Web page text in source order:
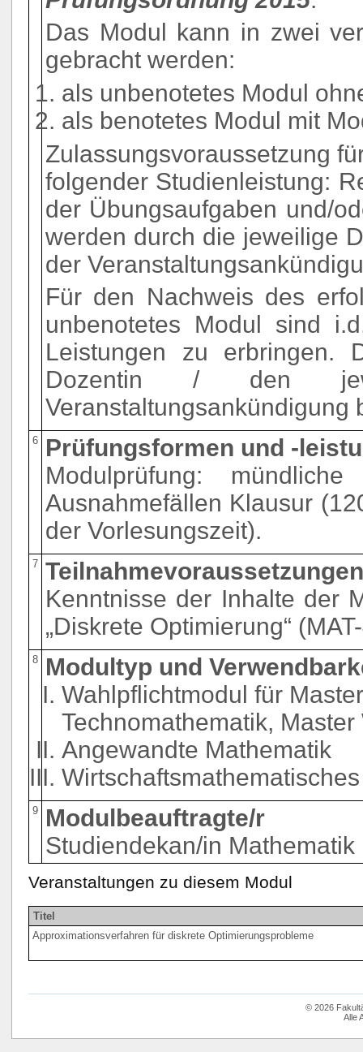
Das Modul kann in zwei
gebracht werden:
als unbenotetes Modul
als benotetes Modul mit
Zulassungsvoraussetzung
folgender Studienleistung:
der Übungsaufgaben und/
werden durch die jeweilige
der
Für den Nachweis des
unbenotetes Modul sind
Leistungen zu erbringen.
Dozentin / den
Veranstaltungsankündigung
6
Prüfungsformen und -
Modulprüfung:
Ausnahmefällen Klausur
der Vorlesungszeit).
7 Teilnahmevoraussetzungen
Kenntnisse der Inhalte der
„Diskrete Optimierung“
8
Modultyp und
Wahlpflichtmodul für
Technomathematik,
Angewandte Mathematik
9
Modulbeauftragte/r
Studiendekan/in Mathematik
Veranstaltungen zu diesem Modul
Titel
Approximationsverfahren für diskrete Optimierungsprobleme
© 2026
Alle